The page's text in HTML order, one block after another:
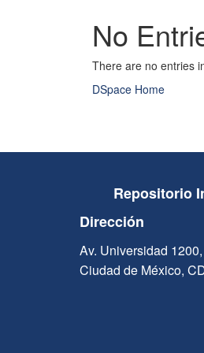
No
There are no entries
DSpace Home
Repositorio
Dirección
Av. Universidad
Ciudad de México,